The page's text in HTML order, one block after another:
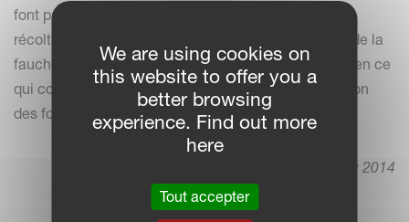
font partie d’une gamme complète de machines de
récolte et de distribution des fourrages Kverneland, de la
fauche au fanage et à l’andainage, mais également en ce
qui concerne le pressage, le transport et la distribution
des fourrages.
12. May 2014
We are using cookies on
this website to offer you a
better browsing
experience. Find out more
here
Tout accepter